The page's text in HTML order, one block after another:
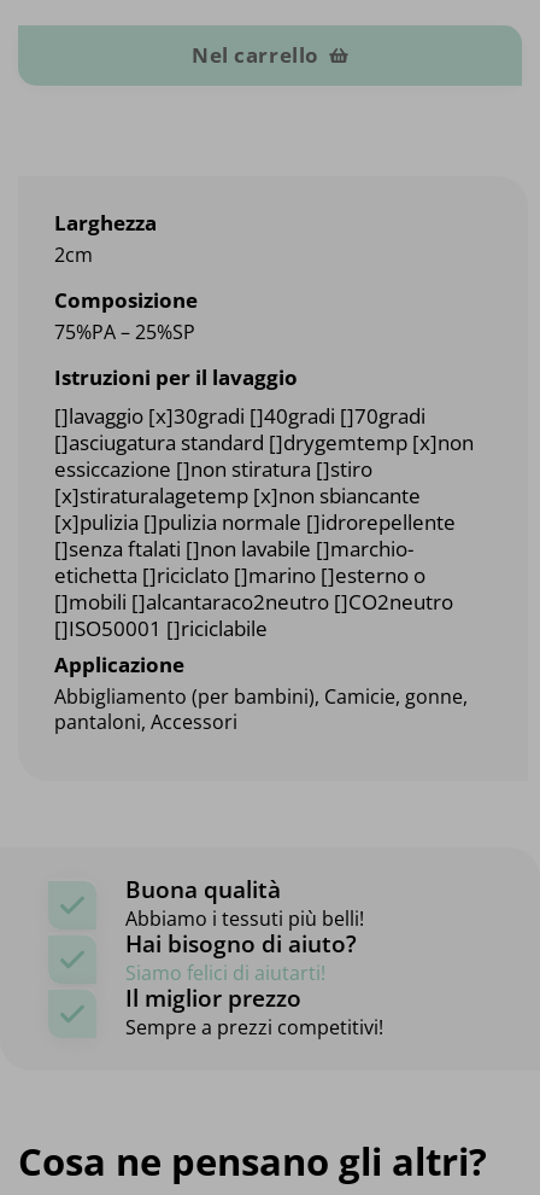
Nel carrello
Larghezza
2cm
Composizione
75%PA – 25%SP
Istruzioni per il lavaggio
[]lavaggio [x]30gradi []40gradi []70gradi
[]asciugatura standard []drygemtemp [x]non
essiccazione []non stiratura []stiro
[x]stiraturalagetemp [x]non sbiancante
[x]pulizia []pulizia normale []idrorepellente
[]senza ftalati []non lavabile []marchio-
etichetta []riciclato []marino []esterno o
[]mobili []alcantaraco2neutro []CO2neutro
[]ISO50001 []riciclabile
Applicazione
Abbigliamento (per bambini), Camicie, gonne,
pantaloni, Accessori
Buona qualità
Abbiamo i tessuti più belli!
Hai bisogno di aiuto?
Siamo felici di aiutarti!
Il miglior prezzo
Sempre a prezzi competitivi!
Cosa ne pensano gli altri?